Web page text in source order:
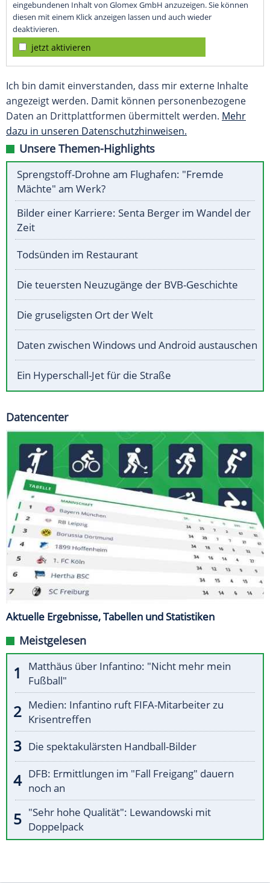
eingebundenen Inhalt von Glomex GmbH anzuzeigen. Sie können
diesen mit einem Klick anzeigen lassen und auch wieder
deaktivieren.
jetzt aktivieren
Ich bin damit einverstanden, dass mir externe Inhalte
angezeigt werden. Damit können personenbezogene
Daten an Drittplattformen übermittelt werden. Mehr
dazu in unseren Datenschutzhinweisen.
Unsere Themen-Highlights
Sprengstoff-Drohne am Flughafen: "Fremde
Mächte" am Werk?
Bilder einer Karriere: Senta Berger im Wandel der
Zeit
Todsünden im Restaurant
Die teuersten Neuzugänge der BVB-Geschichte
Die gruseligsten Ort der Welt
Daten zwischen Windows und Android austauschen
Ein Hyperschall-Jet für die Straße
Datencenter
Aktuelle Ergebnisse, Tabellen und Statistiken
Meistgelesen
Matthäus über Infantino: "Nicht mehr mein
Fußball"
Medien: Infantino ruft FIFA-Mitarbeiter zu
Krisentreffen
Die spektakulärsten Handball-Bilder
DFB: Ermittlungen im "Fall Freigang" dauern
noch an
"Sehr hohe Qualität": Lewandowski mit
Doppelpack